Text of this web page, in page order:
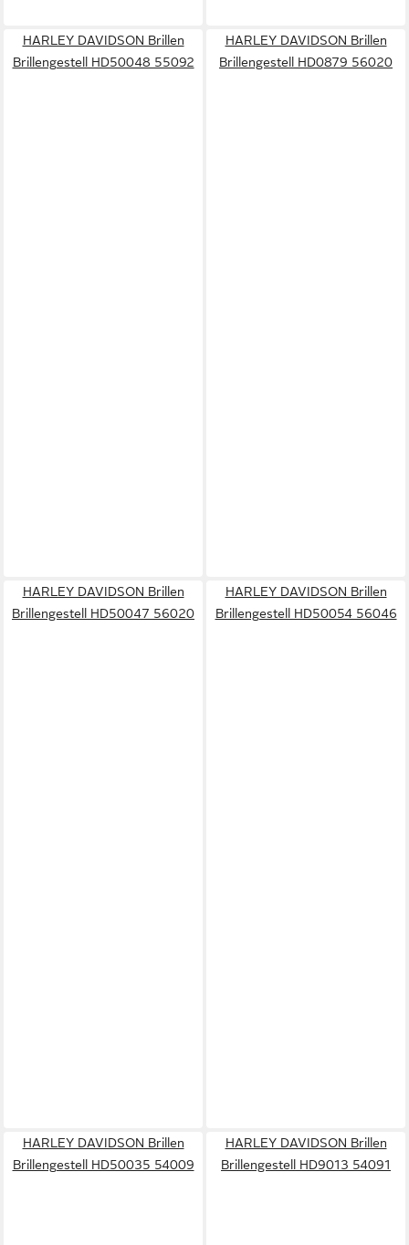
HARLEY DAVIDSON Brillen
Brillengestell HD50048 55092
HARLEY DAVIDSON Brillen
Brillengestell HD0879 56020
HARLEY DAVIDSON Brillen
Brillengestell HD50047 56020
HARLEY DAVIDSON Brillen
Brillengestell HD50054 56046
HARLEY DAVIDSON Brillen
Brillengestell HD50035 54009
HARLEY DAVIDSON Brillen
Brillengestell HD9013 54091